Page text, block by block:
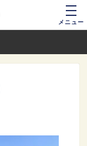
メニュー